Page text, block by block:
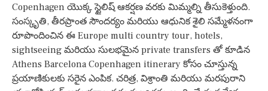
Copenhagen యొక్క స్టైలిష్ ఆకర్షణ వరకు మిమ్మల్ని తీసుకెళ్తుంది.
సంస్కృతి, తీరప్రాంత సౌందర్యం మరియు ఆధునిక శైలి సమ్మేళనంగా
రూపొందించిన ఈ Europe multi country tour, hotels,
sightseeing మరియు సులభమైన private transfers తో కూడిన
Athens Barcelona Copenhagen itinerary కోసం చూస్తున్న
ప్రయాణికులకు సరైన ఎంపిక. చరిత్ర, విశ్రాంతి మరియు మరపురాని